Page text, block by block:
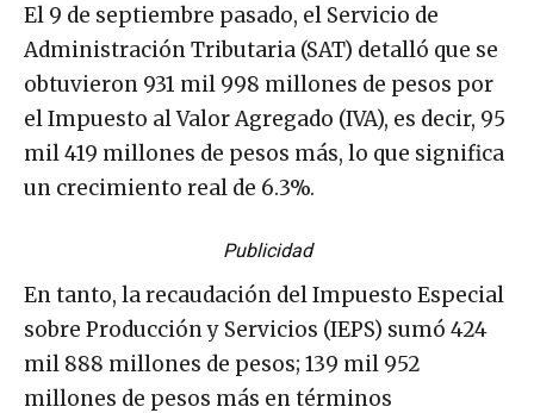
El 9 de septiembre pasado, el Servicio de
Administración Tributaria (SAT) detalló que se
obtuvieron 931 mil 998 millones de pesos por
el Impuesto al Valor Agregado (IVA), es decir, 95
mil 419 millones de pesos más, lo que significa
un crecimiento real de 6.3%.
Publicidad
En tanto, la recaudación del Impuesto Especial
sobre Producción y Servicios (IEPS) sumó 424
mil 888 millones de pesos; 139 mil 952
millones de pesos más en términos